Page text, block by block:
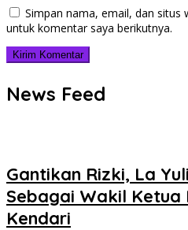
Simpan nama, email, dan situs
untuk komentar saya berikutnya.
News Feed
Gantikan Rizki, La
Sebagai Wakil Ketua
Kendari